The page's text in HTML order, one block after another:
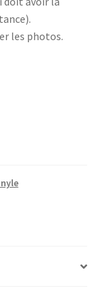
les photos.